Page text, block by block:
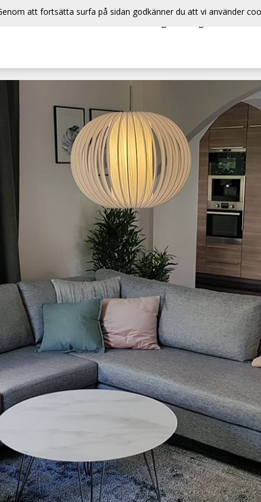
att fortsätta surfa på sidan godkänner du att vi använder